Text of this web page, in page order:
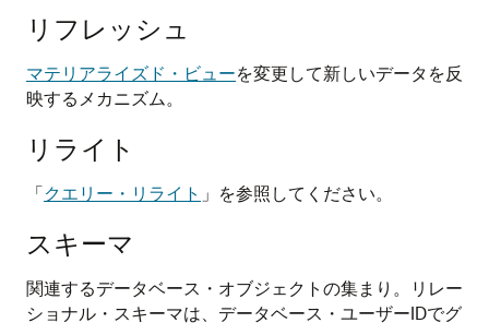
リフレッシュ
マテリアライズド・ビューを変更して新しいデータを反
映するメカニズム。
リライト
「クエリー・リライト 」を参照してください。
スキーマ
関連するデータベース・オブジェクトの集まり。リレー
ショナル・スキーマは、データベース・ユーザーIDでグ